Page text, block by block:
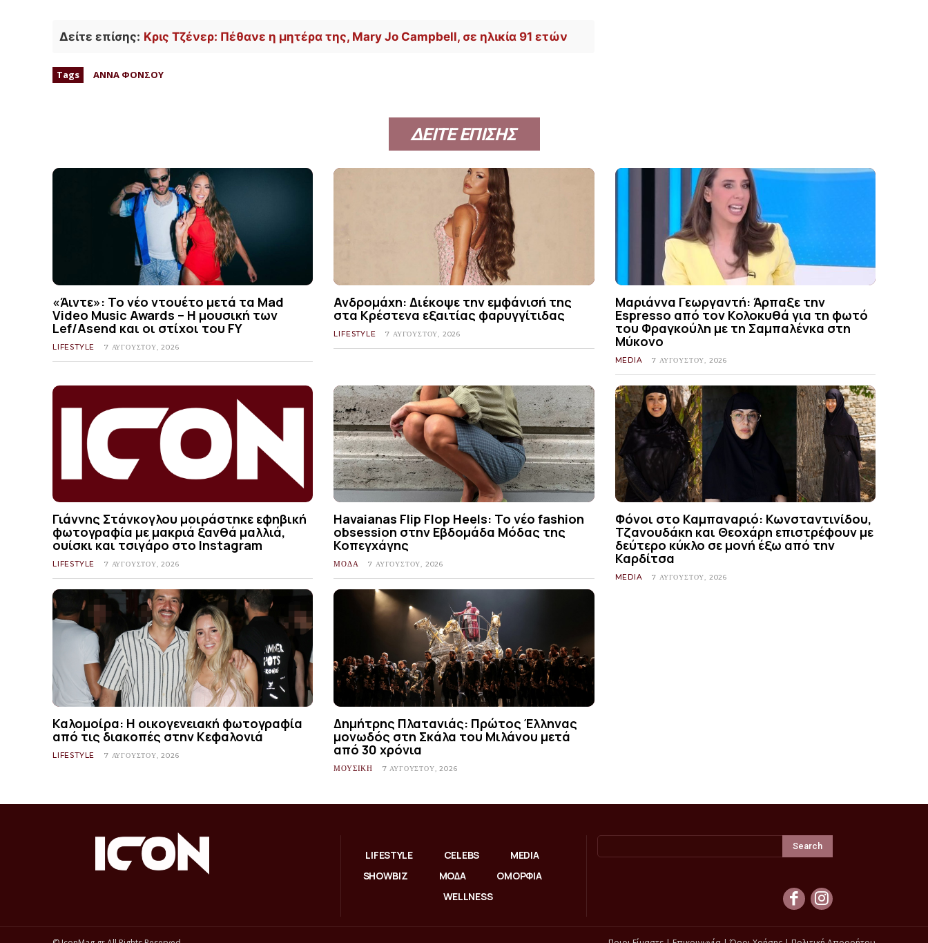
Δείτε επίσης: Κρις Τζένερ: Πέθανε η μητέρα της, Mary Jo Campbell, σε ηλικία 91 ετών
Tags ΑΝΝΑ ΦΟΝΣΟΥ
ΔΕΙΤΕ ΕΠΙΣΗΣ
«Άιντε»: Το νέο ντουέτο μετά τα Mad
Video Music Awards – Η μουσική των
Lef/Asend και οι στίχοι του FY
LIFESTYLE 7 ΑΥΓΟΎΣΤΟΥ, 2026
Ανδρομάχη: Διέκοψε την εμφάνισή της
στα Κρέστενα εξαιτίας φαρυγγίτιδας
LIFESTYLE 7 ΑΥΓΟΎΣΤΟΥ, 2026
Μαριάννα Γεωργαντή: Άρπαξε την
Espresso από τον Κολοκυθά για τη φωτό
του Φραγκούλη με τη Σαμπαλένκα στη
Μύκονο
MEDIA 7 ΑΥΓΟΎΣΤΟΥ, 2026
Γιάννης Στάνκογλου μοιράστηκε εφηβική
φωτογραφία με μακριά ξανθά μαλλιά,
ουίσκι και τσιγάρο στο Instagram
LIFESTYLE 7 ΑΥΓΟΎΣΤΟΥ, 2026
Havaianas Flip Flop Heels: Το νέο fashion
obsession στην Εβδομάδα Μόδας της
Κοπεγχάγης
ΜΟΔΑ 7 ΑΥΓΟΎΣΤΟΥ, 2026
Φόνοι στο Καμπαναριό: Κωνσταντινίδου,
Τζανουδάκη και Θεοχάρη επιστρέφουν με
δεύτερο κύκλο σε μονή έξω από την
Καρδίτσα
MEDIA 7 ΑΥΓΟΎΣΤΟΥ, 2026
Καλομοίρα: Η οικογενειακή φωτογραφία
από τις διακοπές στην Κεφαλονιά
LIFESTYLE 7 ΑΥΓΟΎΣΤΟΥ, 2026
Δημήτρης Πλατανιάς: Πρώτος Έλληνας
μονωδός στη Σκάλα του Μιλάνου μετά
από 30 χρόνια
ΜΟΥΣΙΚΗ 7 ΑΥΓΟΎΣΤΟΥ, 2026
LIFESTYLE CELEBS
MEDIA
SHOWBIZ
ΜΟΔΑ
ΟΜΟΡΦΙΑ
WELLNESS
Search